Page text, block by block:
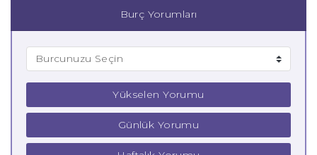
Burç Yorumları
Yükselen Yorumu
Günlük Yorumu